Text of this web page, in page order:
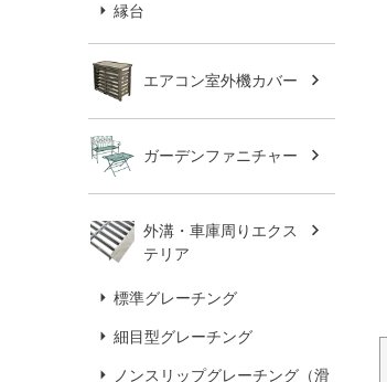
縁台
エアコン室外機カバー
ガーデンファニチャー
外溝・車庫周りエクス
テリア
標準グレーチング
細目型グレーチング
ノンスリップグレーチング（滑